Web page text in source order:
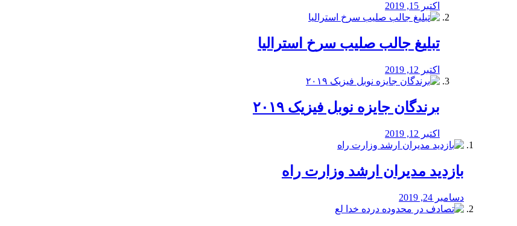
اکتبر 15, 2019
تبلیغ جالب صلیب سرخ استرالیا
اکتبر 12, 2019
برندگان جایزه نوبل فیزیک ۲۰۱۹
اکتبر 12, 2019
بازدید مدیران ارشد وزارت راه
دسامبر 24, 2019